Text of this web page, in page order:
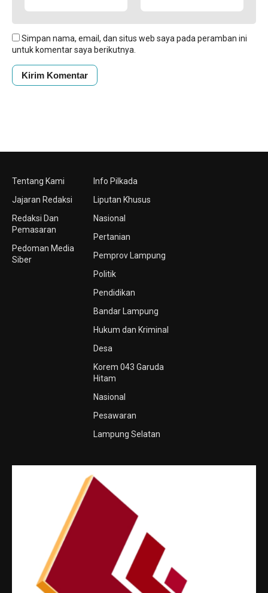
Simpan nama, email, dan situs web saya pada peramban ini
untuk komentar saya berikutnya.
Tentang Kami
Jajaran Redaksi
Redaksi Dan
Pemasaran
Pedoman Media
Siber
Info Pilkada
Liputan Khusus
Nasional
Pertanian
Pemprov Lampung
Politik
Pendidikan
Bandar Lampung
Hukum dan Kriminal
Desa
Korem 043 Garuda
Hitam
Nasional
Pesawaran
Lampung Selatan